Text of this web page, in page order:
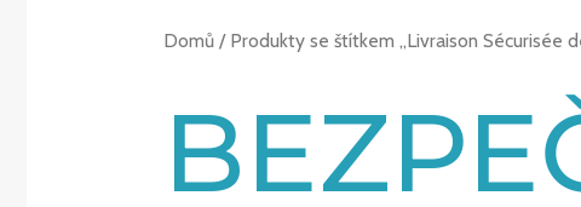
Domů / Produkty se štítkem „Livraison Sécurisée